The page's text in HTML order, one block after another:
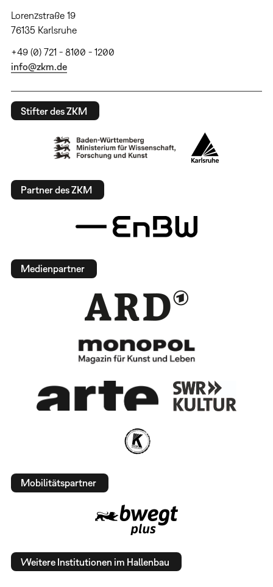
Lorenzstraße 19
76135 Karlsruhe
+49 (0) 721 - 8100 - 1200
info@zkm.de
Stifter des ZKM
Partner des ZKM
Medienpartner
Mobilitätspartner
Weitere Institutionen im Hallenbau